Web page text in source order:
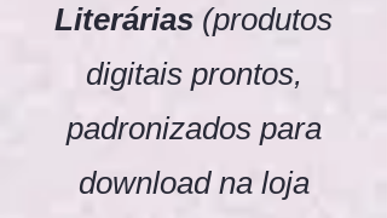
Literárias (produtos
digitais prontos,
padronizados para
download na loja